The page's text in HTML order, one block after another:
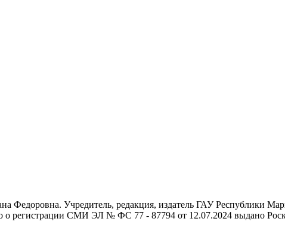
Федоровна. Учредитель, редакция, издатель ГАУ Республики
о регистрации СМИ ЭЛ № ФС 77 - 87794 от 12.07.2024 выдано